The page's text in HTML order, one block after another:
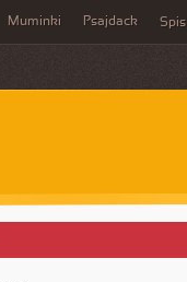
Muminki Psajdack Spis